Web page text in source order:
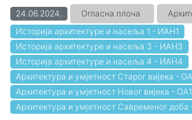
24.06.2024. Огласна плоча
Историја архитектуре и насеља 1 - ИАН1
Историја архитектуре и насеља 3 - ИАН3
Историја архитектуре и насеља 4 - ИАН4
Архитектура и умјетност Старог вијека -
Архитектура и умјетност Новог вијека -
Архитектура и умјетност Савременог